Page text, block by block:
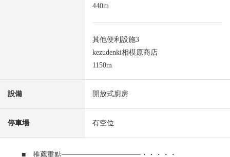
440m
其他便利設施3
kezudenki相模原商店
1150m
設備 開放式廚房
停車場 有空位
■ 推薦重點━━━━━━━━━━━・・・・・